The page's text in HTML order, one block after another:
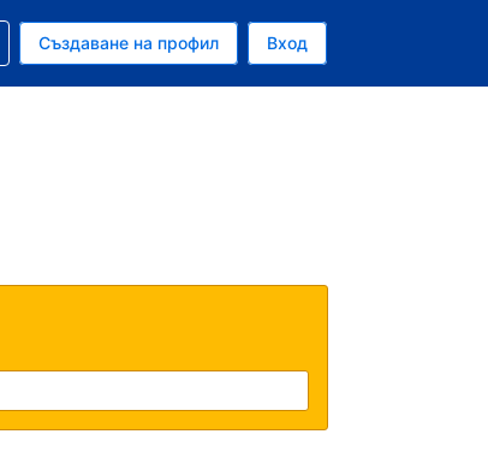
Създаване на профил Вход